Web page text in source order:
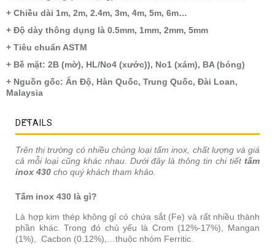
+ Chiều dài 1m, 2m, 2.4m, 3m, 4m, 5m, 6m…
+ Độ dày thông dụng là 0.5mm, 1mm, 2mm, 5mm
+ Tiêu chuẩn ASTM
+ Bề mặt: 2B (mờ), HL/No4 (xước)), No1 (xám), BA (bóng)
+ Nguồn gốc: Ấn Độ, Hàn Quốc, Trung Quốc, Đài Loan,
Malaysia
DETAILS
Trên thị trường có nhiều chủng loại tấm inox, chất lượng và giá
cả mỗi loại cũng khác nhau. Dưới đây là thông tin chi tiết tấm
inox 430 cho quý khách tham khảo.
Tấm inox 430 là gì?
Là hợp kim thép không gỉ có chứa sắt (Fe) và rất nhiều thành
phần khác. Trong đó chủ yếu là Crom (12%-17%), Mangan
(1%), Cacbon (0.12%),…thuộc nhóm Ferritic.